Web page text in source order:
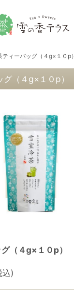
ティーバッグ（４g×１０p）
（４g×１０p）
（４g×１０p）
込)